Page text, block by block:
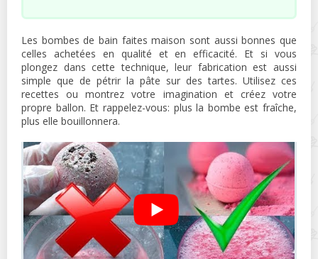
Les bombes de bain faites maison sont aussi bonnes que
celles achetées en qualité et en efficacité. Et si vous
plongez dans cette technique, leur fabrication est aussi
simple que de pétrir la pâte sur des tartes. Utilisez ces
recettes ou montrez votre imagination et créez votre
propre ballon. Et rappelez-vous: plus la bombe est fraîche,
plus elle bouillonnera.